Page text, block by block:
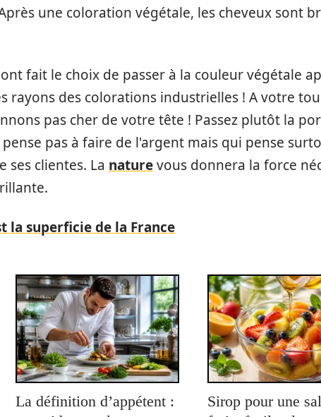
une coloration végétale, les cheveux sont
fait le choix de passer à la couleur végétale
rayons des colorations industrielles ! A votre
pas cher de votre tête ! Passez plutôt la
pas à faire de l'argent mais qui pense
ses clientes. La naturevous donnera la force
la superficie de la France
La définition d’appétent :
Sirop pour une